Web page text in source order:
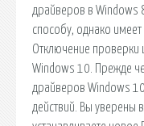
драйверов в
способу, однако имеет
Отключение
Windows 10. Прежде
драйверов Windows
действий. Вы уверены